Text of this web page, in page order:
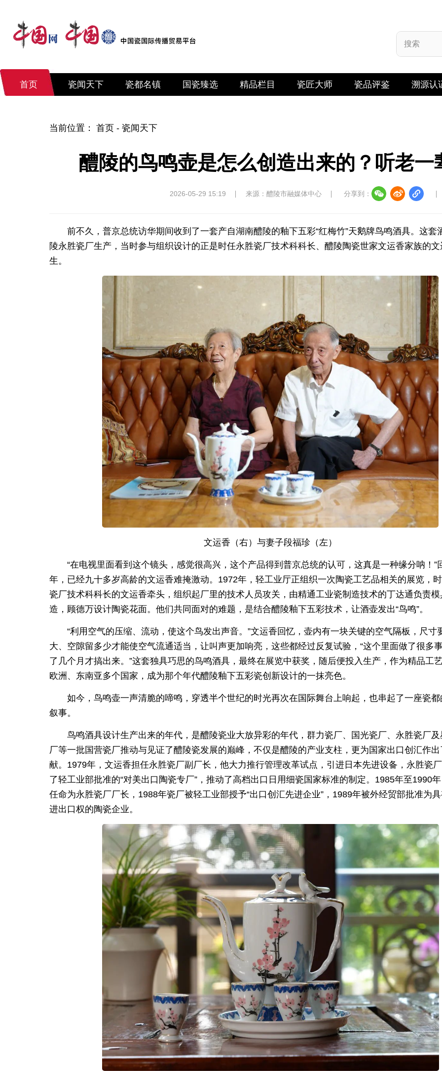
首页 瓷闻天下 瓷都名镇 国瓷臻选 精品栏目 瓷匠大师 瓷品评鉴 溯源认
当前位置： 首页 - 瓷闻天下
醴陵的鸟鸣壶是怎么创造出来的？听老
2026-05-29 15:19 来源：醴陵市融媒体中心 分享到：
前不久，普京总统访华期间收到了一套产自湖南醴陵的釉下五彩“红梅竹”天鹅牌鸟鸣酒具。这套
陵永胜瓷厂生产，当时参与组织设计的正是时任永胜瓷厂技术科科长、醴陵陶瓷世家文运香家族的
生。
文运香（右）与妻子段福珍（左）
“在电视里面看到这个镜头，感觉很高兴，这个产品得到普京总统的认可，这真是一种缘分呐！”
年，已经九十多岁高龄的文运香难掩激动。1972年，轻工业厅正组织一次陶瓷工艺品相关的展览，
瓷厂技术科科长的文运香牵头，组织起厂里的技术人员攻关，由精通工业瓷制造技术的丁达通负责模
造，顾德万设计陶瓷花面。他们共同面对的难题，是结合醴陵釉下五彩技术，让酒壶发出“鸟鸣”。
“利用空气的压缩、流动，使这个鸟发出声音。”文运香回忆，壶内有一块关键的空气隔板，尺寸
大、空隙留多少才能使空气流通适当，让叫声更加响亮，这些都经过反复试验，“这个里面做了很多
了几个月才搞出来。”这套独具巧思的鸟鸣酒具，最终在展览中获奖，随后便投入生产，作为精品工
欧洲、东南亚多个国家，成为那个年代醴陵釉下五彩瓷创新设计的一抹亮色。
如今，鸟鸣壶一声清脆的啼鸣，穿透半个世纪的时光再次在国际舞台上响起，也串起了一座瓷
叙事。
鸟鸣酒具设计生产出来的年代，是醴陵瓷业大放异彩的年代，群力瓷厂、国光瓷厂、永胜瓷厂
厂等一批国营瓷厂推动与见证了醴陵瓷发展的巅峰，不仅是醴陵的产业支柱，更为国家出口创汇作出
献。1979年，文运香担任永胜瓷厂副厂长，他大力推行管理改革试点，引进日本先进设备，永胜瓷
了轻工业部批准的“对美出口陶瓷专厂”，推动了高档出口日用细瓷国家标准的制定。1985年至1990
任命为永胜瓷厂厂长，1988年瓷厂被轻工业部授予“出口创汇先进企业”，1989年被外经贸部批准为
进出口权的陶瓷企业。